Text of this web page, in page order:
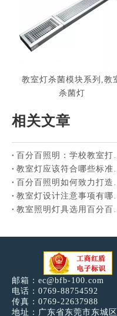
教室灯杀菌模块系列,教
杀菌灯
相关文章
百分百照明
教室灯应该符
百分百照明
教室灯设计
教室照明灯
邮箱： ec@bfb-100.com
电话：0769-88754592
传真：0769-22637988
地址：广东省东莞市东城